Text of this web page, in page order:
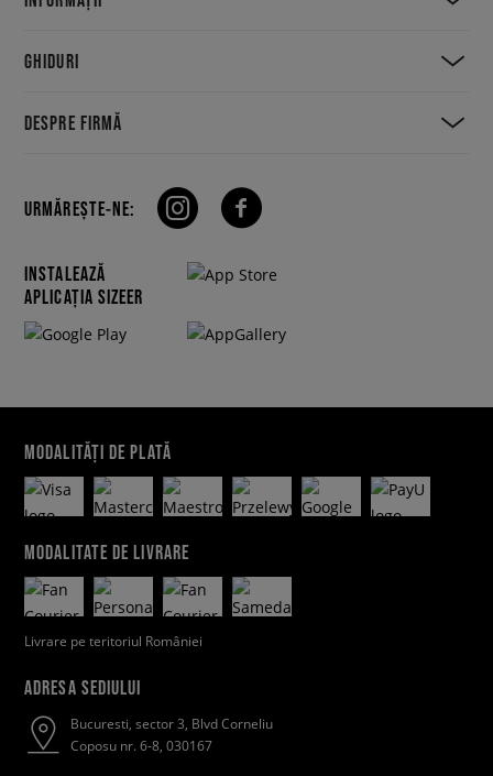
GHIDURI
DESPRE FIRMĂ
URMĂREȘTE-NE:
INSTALEAZĂ
APLICAȚIA SIZEER
MODALITĂȚI DE PLATĂ
MODALITATE DE LIVRARE
Livrare pe teritoriul României
ADRESA SEDIULUI
Bucuresti, sector 3, Blvd Corneliu
Coposu nr. 6-8, 030167